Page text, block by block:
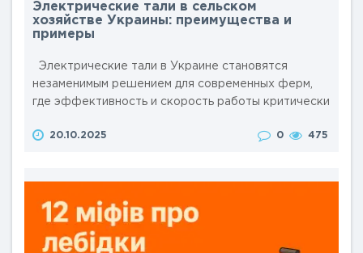
Электрические тали в сельском
хозяйстве Украины: преимущества и
примеры
Электрические тали в Украине становятся
незаменимым решением для современных ферм,
где эффективность и скорость работы критически
перемещения грузов, таких как сено, корма или
этой статье мы рассмотрим, как электриче..
20.10.2025 0 475